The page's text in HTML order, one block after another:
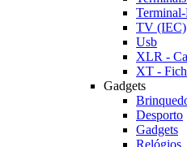
TV (IEC)
Usb
XLR -
XT -
Gadgets
Desporto
Gadgets
Relógios